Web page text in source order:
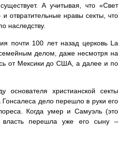
А учитывая, что «Свет
отвратительные нравы секты, что
наследству.
почти 100 лет назад церковь La
делом, даже несмотря на
от Мексики до США, а далее и по
основателя христианской секты
дело перешло в руки его
Когда умер и Самуэль (это
перешла уже его сыну –